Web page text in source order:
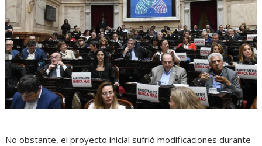
No obstante, el proyecto inicial sufrió modificaciones durante